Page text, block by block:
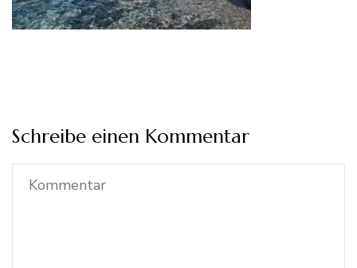
Schreibe einen Kommentar